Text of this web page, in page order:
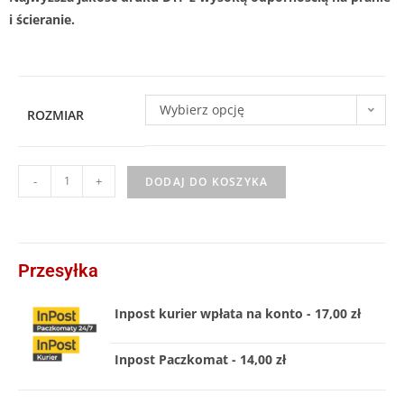
i ścieranie.
ROZMIAR Wybierz opcję
- + DODAJ DO KOSZYKA
Przesyłka
Inpost kurier wpłata na konto - 17,00 zł
Inpost Paczkomat - 14,00 zł